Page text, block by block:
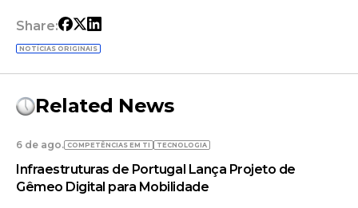
Share:
NOTÍCIAS ORIGINAIS
Related News
6 de ago. COMPETÊNCIAS EM TI TECNOLOGIA
Infraestruturas de Portugal Lança Projeto de
Gêmeo Digital para Mobilidade